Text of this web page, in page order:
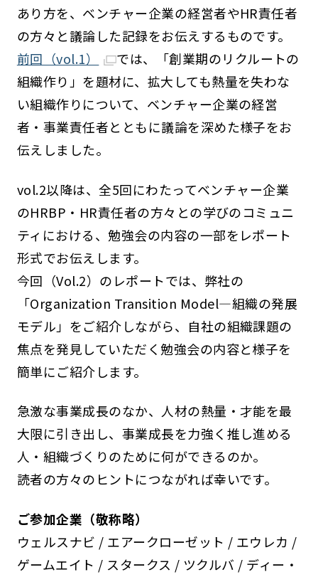
あり方を、ベンチャー企業の経営者やHR責任者
の方々と議論した記録をお伝えするものです。
前回（vol.1）
では、「創業期のリクルートの
組織作り」を題材に、拡大しても熱量を失わな
い組織作りについて、ベンチャー企業の経営
者・事業責任者とともに議論を深めた様子をお
伝えしました。
vol.2以降は、全5回にわたってベンチャー企業
のHRBP・HR責任者の方々との学びのコミュニ
ティにおける、勉強会の内容の一部をレポート
形式でお伝えします。
今回（Vol.2）のレポートでは、弊社の
「Organization Transition Model―組織の発展
モデル」をご紹介しながら、自社の組織課題の
焦点を発見していただく勉強会の内容と様子を
簡単にご紹介します。
急激な事業成長のなか、人材の熱量・才能を最
大限に引き出し、事業成長を力強く推し進める
人・組織づくりのために何ができるのか。
読者の方々のヒントにつながれば幸いです。
ご参加企業（敬称略）
ウェルスナビ / エアークローゼット / エウレカ /
ゲームエイト / スタークス / ツクルバ / ディー・